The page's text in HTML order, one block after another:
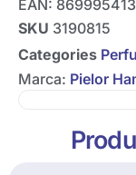
EAN:
SKU 3190815
Categories
Marca: Pielor